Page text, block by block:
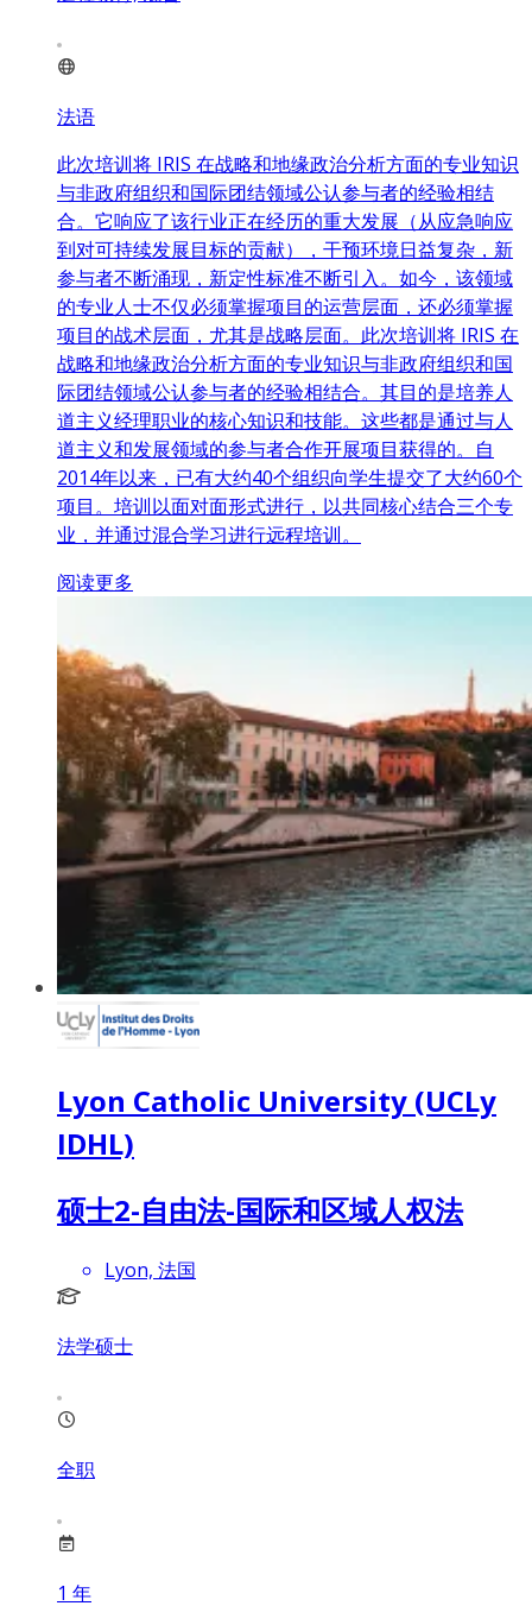
法语
此次培训将 IRIS 在战略和地缘政治分析方面的专业知识
与非政府组织和国际团结领域公认参与者的经验相结
合。它响应了该行业正在经历的重大发展（从应急响应
到对可持续发展目标的贡献），干预环境日益复杂，新
参与者不断涌现，新定性标准不断引入。如今，该领域
的专业人士不仅必须掌握项目的运营层面，还必须掌握
项目的战术层面，尤其是战略层面。此次培训将 IRIS 在
战略和地缘政治分析方面的专业知识与非政府组织和国
际团结领域公认参与者的经验相结合。其目的是培养人
道主义经理职业的核心知识和技能。这些都是通过与人
道主义和发展领域的参与者合作开展项目获得的。自
2014年以来，已有大约40个组织向学生提交了大约60个
项目。培训以面对面形式进行，以共同核心结合三个专
业，并通过混合学习进行远程培训。
阅读更多
Lyon Catholic University (UCLy
IDHL)
硕士2-自由法-国际和区域人权法
Lyon, 法国
法学硕士
全职
1 年